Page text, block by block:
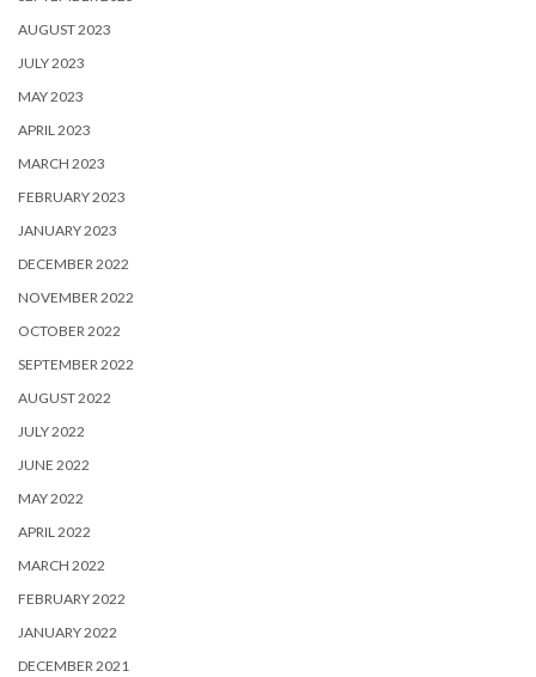
AUGUST 2023
JULY 2023
MAY 2023
APRIL 2023
MARCH 2023
FEBRUARY 2023
JANUARY 2023
DECEMBER 2022
NOVEMBER 2022
OCTOBER 2022
SEPTEMBER 2022
AUGUST 2022
JULY 2022
JUNE 2022
MAY 2022
APRIL 2022
MARCH 2022
FEBRUARY 2022
JANUARY 2022
DECEMBER 2021